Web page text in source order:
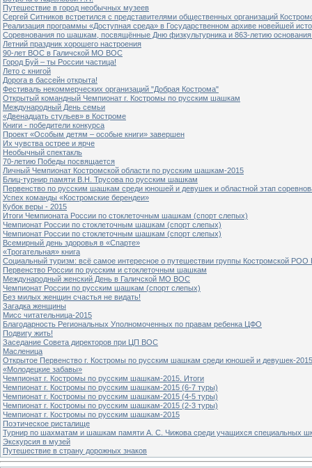
Путешествие в город необычных музеев
Сергей Ситников встретился с представителями общественных организаций
Реализация программы «Доступная среда» в Государственном архиве новейшей
Соревнования по шашкам, посвящённые Дню физкультурника и 863-летию основания
Летний праздник хорошего настроения
90-лет ВОС в Галичской МО ВОС
Город Буй – ты России частица!
Лето с книгой
Дорога в бассейн открыта!
Фестиваль некоммерческих организаций "Добрая Кострома"
Открытый командный Чемпионат г. Костромы по русским шашкам
Международный День семьи
«Двенадцать стульев» в Костроме
Книги - победители конкурса
Проект «Особым детям – особые книги» завершен
Их чувства острее и ярче
Необычный спектакль
70-летию Победы посвящается
Личный Чемпионат Костромской области по русским шашкам-2015
Блиц-турнир памяти В.Н. Трусова по русским шашкам
Первенство по русским шашкам среди юношей и девушек и областной этап
Успех команды «Костромские берендеи»
Кубок веры - 2015
Итоги Чемпионата России по стоклеточным шашкам (спорт слепых)
Чемпионат России по стоклеточным шашкам (спорт слепых)
Чемпионат России по стоклеточным шашкам (спорт слепых)
Всемирный день здоровья в «Спарте»
«Трогательная» книга
Социальный туризм: всё самое интересное о путешествии группы Костромской
Первенство России по русским и стоклеточным шашкам
Международный женский День в Галичской МО ВОС
Чемпионат России по русским шашкам (спорт слепых)
Без милых женщин счастья не видать!
Загадка женщины
Мисс читательница-2015
Благодарность Региональных Уполномоченных по правам ребенка ЦФО
Подвигу жить!
Заседание Совета директоров при ЦП ВОС
Масленица
Открытое Первенство г. Костромы по русским шашкам среди юношей и девушек-
«Молодецкие забавы»
Чемпионат г. Костромы по русским шашкам-2015. Итоги
Чемпионат г. Костромы по русским шашкам-2015 (6-7 туры)
Чемпионат г. Костромы по русским шашкам-2015 (4-5 туры)
Чемпионат г. Костромы по русским шашкам-2015 (2-3 туры)
Чемпионат г. Костромы по русским шашкам-2015
Поэтическое ристалище
Турнир по шахматам и шашкам памяти А. С. Чижова среди учащихся специальных
Экскурсия в музей
Путешествие в страну дорожных знаков